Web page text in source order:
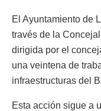
El Ayuntamiento de
través de la
dirigida por el
una veintena de
infraestructuras del
Esta acción sigue a